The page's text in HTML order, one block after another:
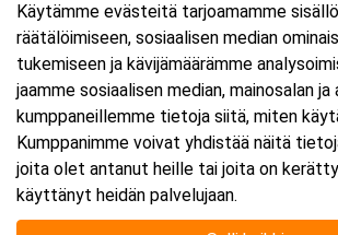
Alkaa:20.4.2026 08:30
Päättyy:20.4.2026 11:45
Lisää tapahtuma kalenteriisi
Käytämme evästeitä tarjoamamme
räätälöimiseen, sosiaalisen median
tukemiseen ja kävijämäärämme
jaamme sosiaalisen median, mainosalan
kumppaneillemme tietoja siitä, miten
Kumppanimme voivat yhdistää näitä
joita olet antanut heille tai joita on
käyttänyt heidän palvelujaan.